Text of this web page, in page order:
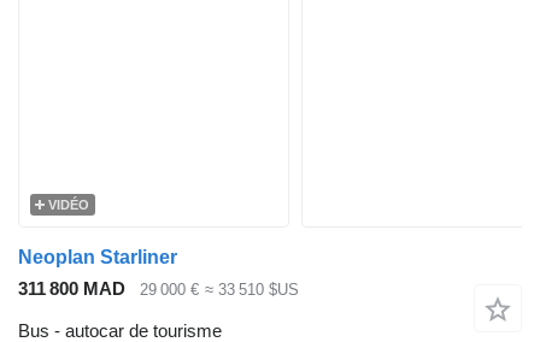
VIDÉO
Neoplan Starliner
311 800 MAD
29 000 € ≈ 33 510 $US
Bus - autocar de tourisme